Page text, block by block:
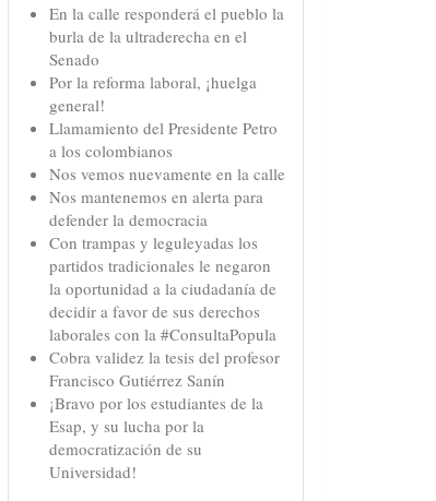
En la calle responderá el pueblo la
burla de la ultraderecha en el
Senado
Por la reforma laboral, ¡huelga
general!
Llamamiento del Presidente Petro
a los colombianos
Nos vemos nuevamente en la calle
Nos mantenemos en alerta para
defender la democracia
Con trampas y leguleyadas los
partidos tradicionales le negaron
la oportunidad a la ciudadanía de
decidir a favor de sus derechos
laborales con la #ConsultaPopula
Cobra validez la tesis del profesor
Francisco Gutiérrez Sanín
¡Bravo por los estudiantes de la
Esap, y su lucha por la
democratización de su
Universidad!